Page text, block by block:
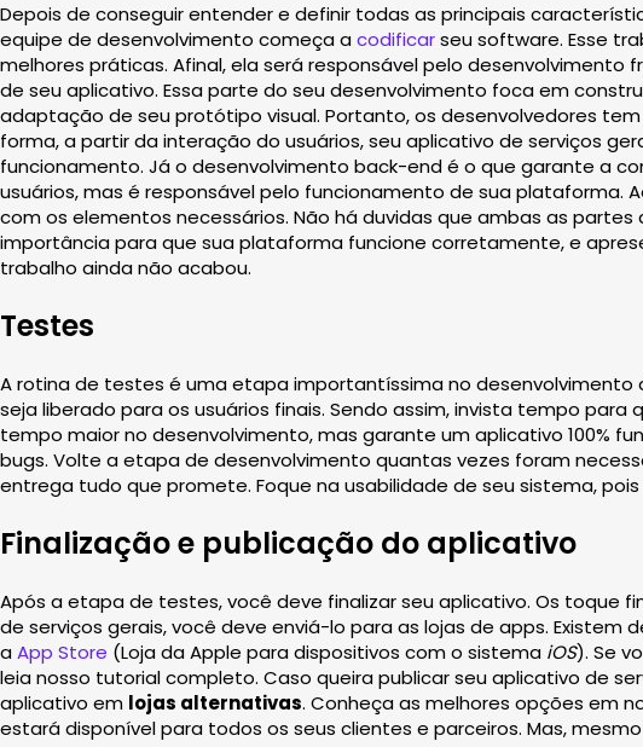
Depois de conseguir entender e definir todas as principais
equipe de desenvolvimento começa acodificarseu software. Esse
melhores práticas. Afinal, ela será responsável pelo
de seu aplicativo. Essa parte do seu desenvolvimento foca em
adaptação de seu protótipo visual. Portanto, os desenvolvedores
forma, a partir da interação do usuários, seu aplicativo de serviços
funcionamento. Já o desenvolvimento back-end é o que garante a
usuários, mas é responsável pelo funcionamento de sua
com os elementos necessários. Não há duvidas que ambas as
importância para que sua plataforma funcione corretamente, e
trabalho ainda não acabou.
Testes
A rotina de testes é uma etapa importantíssima no desenvolvimento
seja liberado para os usuários finais. Sendo assim, invista tempo
tempo maior no desenvolvimento, mas garante um aplicativo 100%
bugs. Volte a etapa de desenvolvimento quantas vezes foram
entrega tudo que promete. Foque na usabilidade de seu sistema, pois
Finalização e publicação do aplicativo
Após a etapa de testes, você deve finalizar seu aplicativo. Os toque
de serviços gerais, você deve enviá-lo para as lojas de apps. Existem
aApp Store (Loja da Apple para dispositivos com o sistema iOS). Se
leia nosso tutorial completo. Caso queira publicar seu aplicativo de
aplicativo em lojas alternativas. Conheça as melhores opções em
estará disponível para todos os seus clientes e parceiros. Mas,